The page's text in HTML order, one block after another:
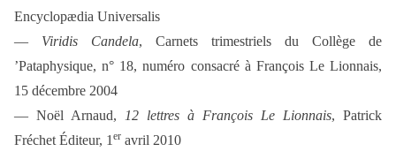
Encyclopædia Universalis
— Viridis Candela, Carnets trimestriels du Collège de
’Pataphysique, n° 18, numéro consacré à François Le Lionnais,
15 décembre 2004
— Noël Arnaud,
12 lettres à François Le Lionnais, Patrick
Fréchet Éditeur, 1 er avril 2010